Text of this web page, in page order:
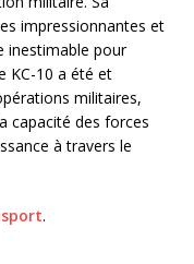
impressionnantes et
inestimable pour
KC-10 a été et
militaires,
capacité des forces
à travers le
.